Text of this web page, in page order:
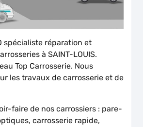
spécialiste réparation et
à SAINT-LOUIS.
Top Carrosserie. Nous
les travaux de carrosserie et de
faire de nos carrossiers : pare-
carrosserie rapide,